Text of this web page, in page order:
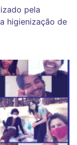
pela
higienização de